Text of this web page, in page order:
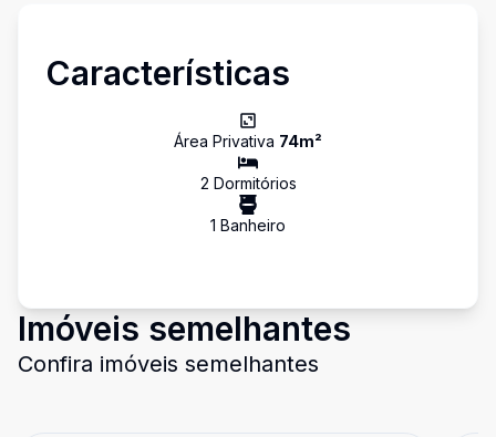
Características
Área Privativa 74m²
2 Dormitórios
1 Banheiro
Imóveis semelhantes
Confira imóveis semelhantes